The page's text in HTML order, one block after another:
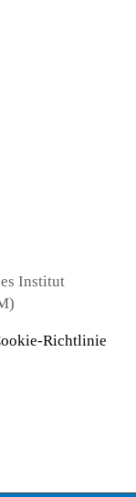
Institut
Richtlinie